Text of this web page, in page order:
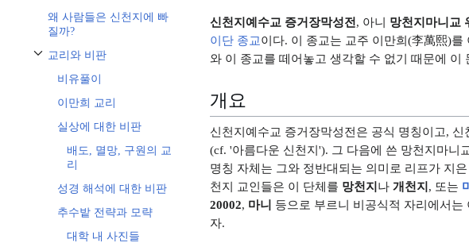
왜 사람들은 신천지에 빠
질까?
교리와 비판
교리와 비판 하위섹션 토글하기
비유풀이
이만희 교리
실상에 대한 비판
배도, 멸망, 구원의 교
리
성경 해석에 대한 비판
추수밭 전략과 모략
대학 내 사진들
신천지예수교 증거장막성전 , 아니 망천지마니교
이단 종교이다. 이 종교는 교주 이만희(李萬熙)
와 이 종교를 떼어놓고 생각할 수 없기 때문에
개요
신천지예수교 증거장막성전은 공식 명칭이고,
(cf. '아름다운 신천지'). 그 다음에 쓴 망천지마니
명칭 자체는 그와 정반대되는 의미로 리프가 지
천지 교인들은 이 단체를 망천지 나 개천지 , 또는
20002, 마니 등으로 부르니 비공식적 자리에서는
자.